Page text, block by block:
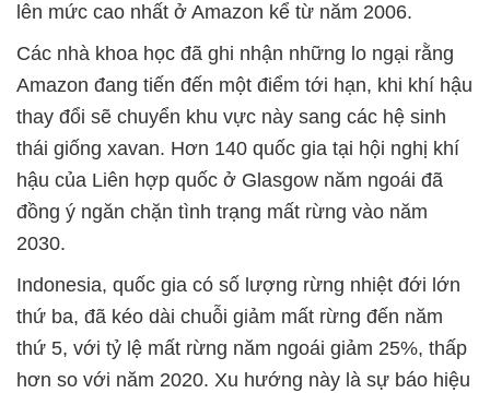
lên mức cao nhất ở Amazon kể từ năm 2006.
Các nhà khoa học đã ghi nhận những lo ngại rằng
Amazon đang tiến đến một điểm tới hạn, khi khí hậu
thay đổi sẽ chuyển khu vực này sang các hệ sinh
thái giống xavan. Hơn 140 quốc gia tại hội nghị khí
hậu của Liên hợp quốc ở Glasgow năm ngoái đã
đồng ý ngăn chặn tình trạng mất rừng vào năm
2030.
Indonesia, quốc gia có số lượng rừng nhiệt đới lớn
thứ ba, đã kéo dài chuỗi giảm mất rừng đến năm
thứ 5, với tỷ lệ mất rừng năm ngoái giảm 25%, thấp
hơn so với năm 2020. Xu hướng này là sự báo hiệu